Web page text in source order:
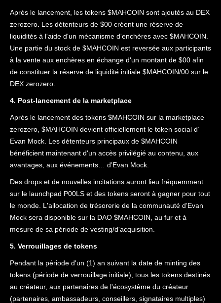
Après le lancement, les tokens $MAHCOIN sont ajoutés au DEX
zerozero. Les détenteurs de $00 créent une réserve de
liquidités à l'aide d'un mécanisme d'enchères avec $MAHCOIN.
Une partie du stock de $MAHCOIN est reversée aux participants
à la vente aux enchères en échange d'un montant de $00 afin
de constituer la réserve de liquidité initiale $MAHCOIN/00 sur le
DEX zerozero.
4. Post-lancement de la marketplace
Après le lancement des tokens $MAHCOIN sur la marketplace
zerozero, $MAHCOIN devient officiellement le token social d’
Evan Mock. Les détenteurs principaux de $MAHCOIN
bénéficient maintenant d'un accès privilégié au contenu, aux
avantages, aux événements… d’Evan Mock.
Des drops et de nouvelles incitations auront lieu fréquemment
sur le launchpad P00LS et des tokens seront à gagner pour tout
le monde. L'allocation de trésorerie de la communauté d’Evan
Mock sera disponible sur la DAO $MAHCOIN, au fur et à
mesure de sa période de vesting/d'acquisition.
5. Verrouillages de tokens
Pendant la période d'un (1) an suivant la date de minting des
tokens (période de verrouillage initiale), tous les tokens destinés
au créateur, aux partenaires de l'écosystème du créateur
(partenaires, ambassadeurs, conseillers, signataires multiples)